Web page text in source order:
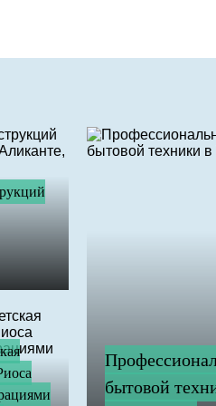
бытовой